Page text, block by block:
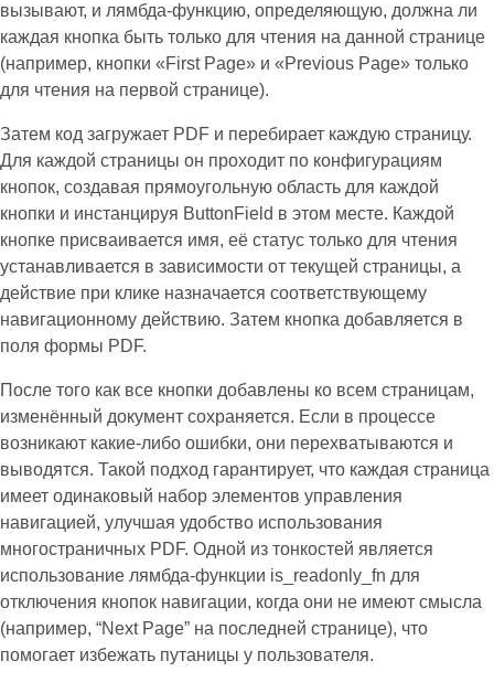
вызывают, и лямбда‑функцию, определяющую, должна ли
каждая кнопка быть только для чтения на данной странице
(например, кнопки «First Page» и «Previous Page» только
для чтения на первой странице).
Затем код загружает PDF и перебирает каждую страницу.
Для каждой страницы он проходит по конфигурациям
кнопок, создавая прямоугольную область для каждой
кнопки и инстанцируя ButtonField в этом месте. Каждой
кнопке присваивается имя, её статус только для чтения
устанавливается в зависимости от текущей страницы, а
действие при клике назначается соответствующему
навигационному действию. Затем кнопка добавляется в
поля формы PDF.
После того как все кнопки добавлены ко всем страницам,
изменённый документ сохраняется. Если в процессе
возникают какие‑либо ошибки, они перехватываются и
выводятся. Такой подход гарантирует, что каждая страница
имеет одинаковый набор элементов управления
навигацией, улучшая удобство использования
многостраничных PDF. Одной из тонкостей является
использование лямбда‑функции is_readonly_fn для
отключения кнопок навигации, когда они не имеют смысла
(например, “Next Page” на последней странице), что
помогает избежать путаницы у пользователя.